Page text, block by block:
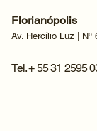
Florianópolis
Av. Hercílio Luz | Nº
Tel. + 55 31 2595